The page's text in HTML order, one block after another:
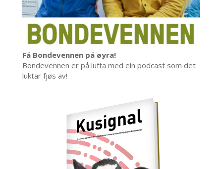
Få Bondevennen på øyra!
Bondevennen er på lufta med ein podcast som det
luktar fjøs av!